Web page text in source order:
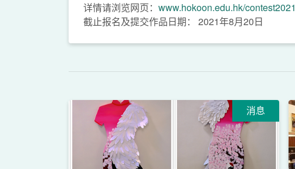
详情请浏览网页： www.hokoon.edu.hk/contest2021
截止报名及提交作品日期： 2021年8月20日
消息